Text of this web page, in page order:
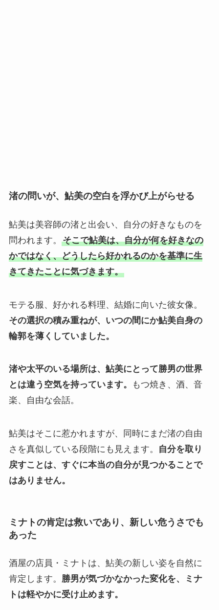
渚の問いが、鮎美の空白を浮かび上がらせる
鮎美は美容師の渚と出会い、自分の好きなものを
問われます。 そこで鮎美は、自分が何を好きなの
かではなく、どうしたら好かれるのかを基準に生
きてきたことに気づきます。
モテる服、好かれる料理、結婚に向いた彼女像。
その選択の積み重ねが、いつの間にか鮎美自身の
輪郭を薄くしていました。
渚や太平のいる場所は、鮎美にとって勝男の世界
とは違う空気を持っています。
もつ焼き、酒、音
楽、自由な会話。
鮎美はそこに惹かれますが、同時にまだ渚の自由
さを真似している段階にも見えます。
自分を取り
戻すことは、すぐに本当の自分が見つかることで
はありません。
ミナトの肯定は救いであり、新しい危うさでも
あった
酒屋の店員・ミナトは、鮎美の新しい姿を自然に
肯定します。 勝男が気づかなかった変化を、ミナ
トは軽やかに受け止めます。